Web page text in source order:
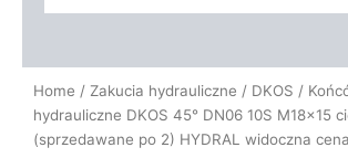
Home / Zakucia hydrauliczne / DKOS /
hydrauliczne DKOS 45° DN06 10S M18x15
(sprzedawane po 2) HYDRAL widoczna